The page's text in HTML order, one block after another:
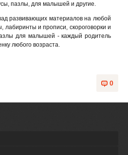
пазлы, для малышей и другие.
развивающих материалов на любой
лабиринты и прописи, скороговорки и
для малышей - каждый родитель
любого возраста.
0